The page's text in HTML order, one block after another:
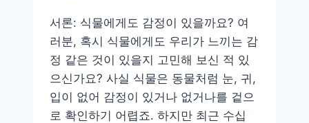
서론: 식물에게도 감정이 있을까요? 여
러분, 혹시 식물에게도 우리가 느끼는 감
정 같은 것이 있을지 고민해 보신 적 있
으신가요? 사실 식물은 동물처럼 눈, 귀,
입이 없어 감정이 있거나 없거나를 겉으
로 확인하기 어렵죠. 하지만 최근 수십